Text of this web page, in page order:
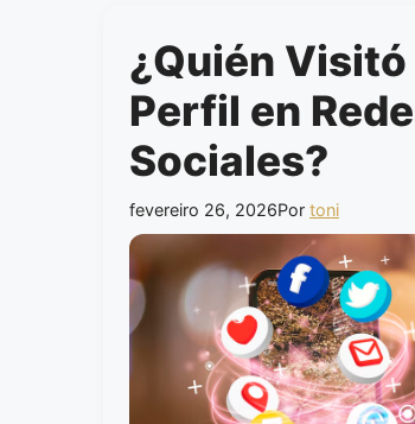
¿Quién
Perfil en
Sociales?
fevereiro 26, 2026Por toni